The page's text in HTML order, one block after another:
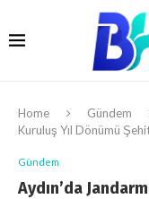
Home Gündem
Kuruluş Yıl Dönümü
Gündem
Aydın’da